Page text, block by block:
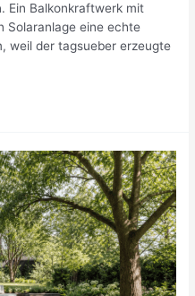
Ein Balkonkraftwerk mit
Solaranlage eine echte
weil der tagsueber erzeugte